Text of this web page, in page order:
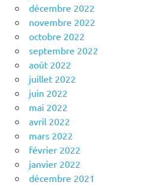
décembre 2022
novembre 2022
octobre 2022
septembre 2022
août 2022
juillet 2022
juin 2022
mai 2022
avril 2022
mars 2022
février 2022
janvier 2022
décembre 2021